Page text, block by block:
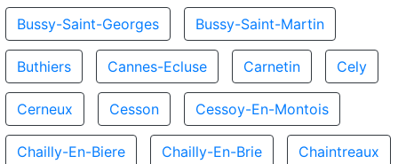
Bussy-Saint-Georges Bussy-Saint-Martin
Buthiers Cannes-Ecluse Carnetin Cely
Cerneux Cesson Cessoy-En-Montois
Chailly-En-Biere Chailly-En-Brie Chaintreaux